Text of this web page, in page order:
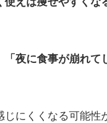
「夜に食事が崩れて
にくくなる可能性